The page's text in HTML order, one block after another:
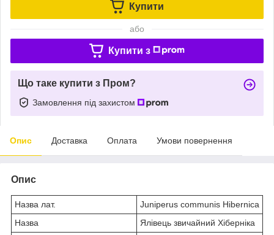
Купити
або
Купити з
Що таке купити з Пром?
Замовлення під захистом
Опис Доставка Оплата Умови повернення
Опис
Назва лат.
Juniperus communis Hibernica
Назва
Ялівець звичайний Хіберніка